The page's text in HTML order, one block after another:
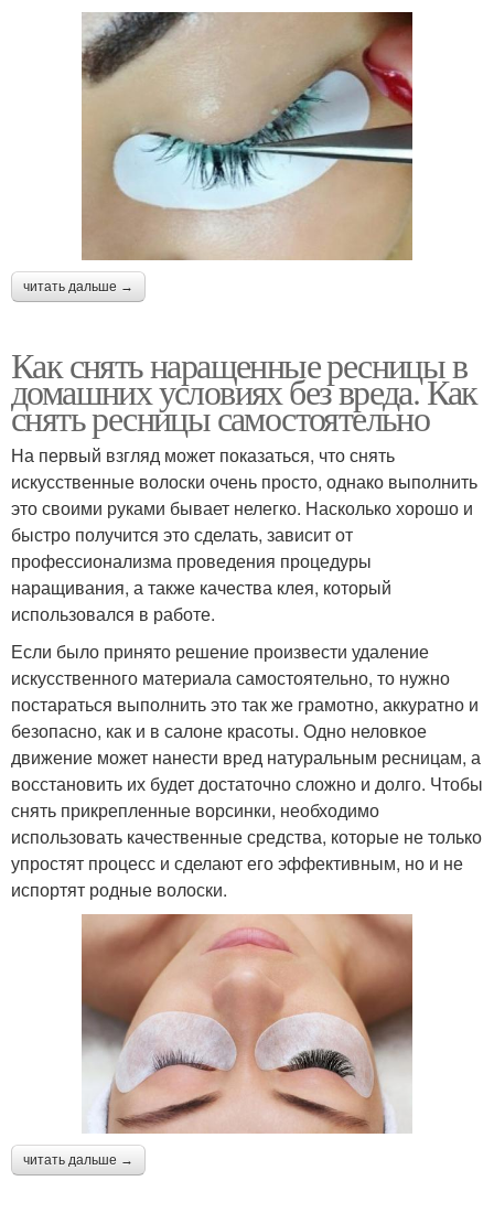
читать дальше →
Как снять наращенные ресницы в
домашних условиях без вреда. Как
снять ресницы самостоятельно
На первый взгляд может показаться, что снять
искусственные волоски очень просто, однако выполнить
это своими руками бывает нелегко. Насколько хорошо и
быстро получится это сделать, зависит от
профессионализма проведения процедуры
наращивания, а также качества клея, который
использовался в работе.
Если было принято решение произвести удаление
искусственного материала самостоятельно, то нужно
постараться выполнить это так же грамотно, аккуратно и
безопасно, как и в салоне красоты. Одно неловкое
движение может нанести вред натуральным ресницам, а
восстановить их будет достаточно сложно и долго. Чтобы
снять прикрепленные ворсинки, необходимо
использовать качественные средства, которые не только
упростят процесс и сделают его эффективным, но и не
испортят родные волоски.
читать дальше →